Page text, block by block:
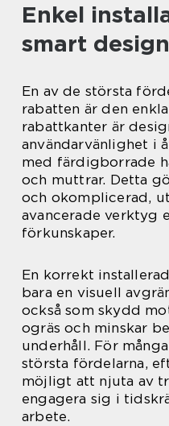
Enkel
smart design
En av de största
rabatten är den
rabattkanter är
användarvänlighet i
med färdigborrade
och muttrar. Detta
och okomplicerad,
avancerade verktyg
förkunskaper.
En korrekt
bara en visuell
också som skydd
ogräs och minskar
underhåll. För
största fördelarna,
möjligt att njuta av
engagera sig i
arbete.